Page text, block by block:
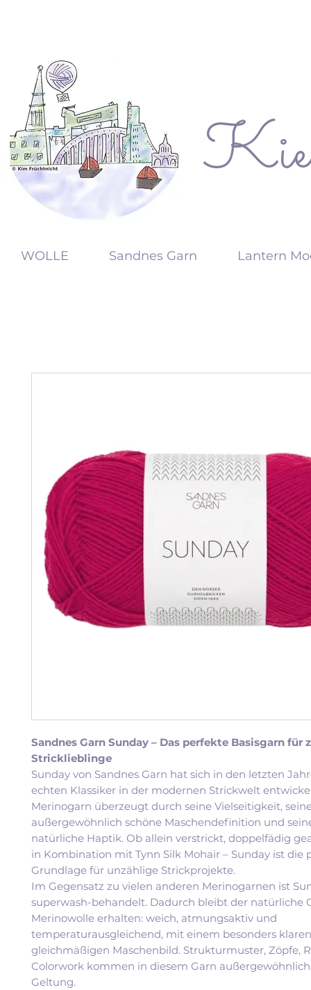
KW
WOLLE Sandnes Garn Lantern
Sandnes Garn Sunday – Das perfekte Basisgarn für
Stricklieblinge
Sunday von Sandnes Garn hat sich in den letzten
echten Klassiker in der modernen Strickwelt
Merinogarn überzeugt durch seine Vielseitigkeit,
außergewöhnlich schöne Maschendefinition und
natürliche Haptik. Ob allein verstrickt, doppelfädig
in Kombination mit Tynn Silk Mohair – Sunday ist die
Grundlage für unzählige Strickprojekte.
Im Gegensatz zu vielen anderen Merinogarnen ist
superwash-behandelt. Dadurch bleibt der natürliche
Merinowolle erhalten: weich, atmungsaktiv und
temperaturausgleichend, mit einem besonders
gleichmäßigen Maschenbild. Strukturmuster, Zöpfe,
Colorwork kommen in diesem Garn
Geltung.